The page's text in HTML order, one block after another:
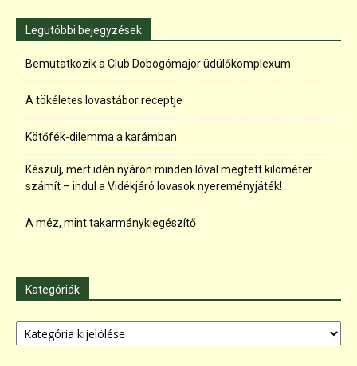
Legutóbbi bejegyzések
Bemutatkozik a Club Dobogómajor üdülőkomplexum
A tökéletes lovastábor receptje
Kötőfék-dilemma a karámban
Készülj, mert idén nyáron minden lóval megtett kilométer
számít – indul a Vidékjáró lovasok nyereményjáték!
A méz, mint takarmánykiegészítő
Kategóriák
Kategóriák